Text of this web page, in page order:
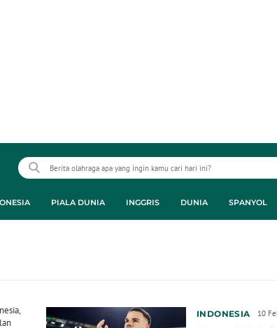
PIALA DUNIA INGGRIS DUNIA SPANYOL
INDONESIA 10